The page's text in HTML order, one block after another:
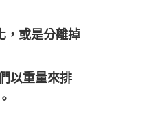
，或是分離掉
以重量來排